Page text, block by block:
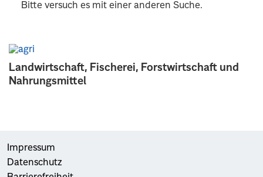
Landwirtschaft, Fischerei, Forstwirtschaft und
Nahrungsmittel
Bitte versuch es mit einer anderen Suche.
Impressum
Datenschutz